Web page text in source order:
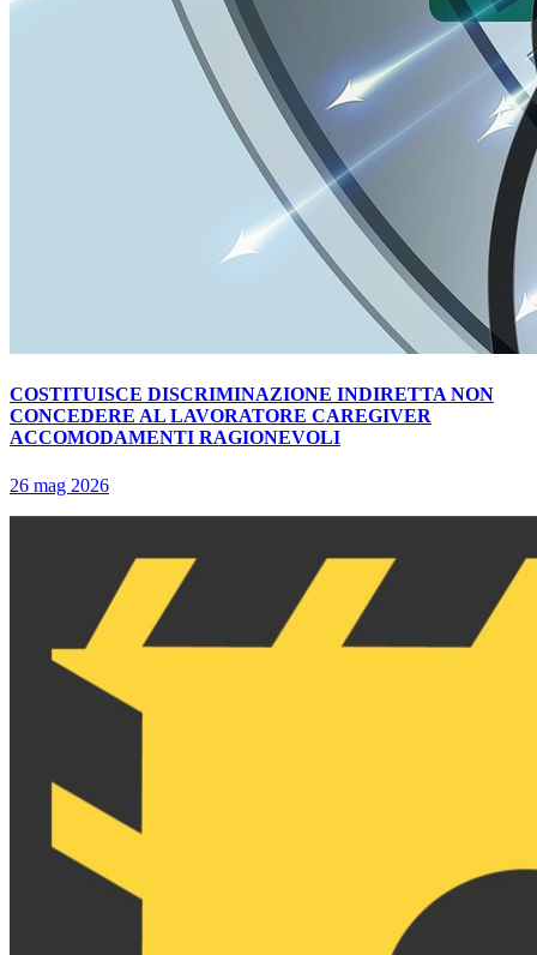
COSTITUISCE DISCRIMINAZIONE INDIRETTA NON
CONCEDERE AL LAVORATORE CAREGIVER
ACCOMODAMENTI RAGIONEVOLI
26 mag 2026